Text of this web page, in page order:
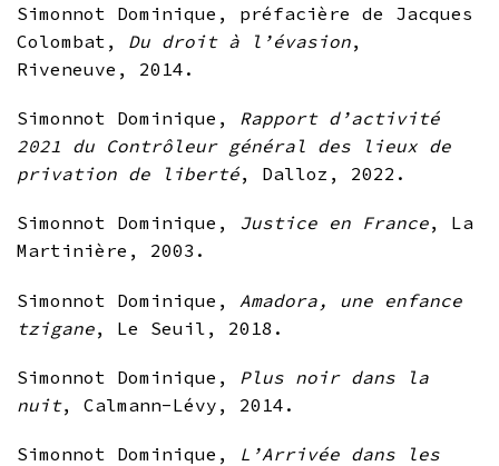
Simonnot Dominique, préfacière de Jacques
Colombat, Du droit à l’évasion,
Riveneuve, 2014.
Simonnot Dominique, Rapport d’activité
2021 du Contrôleur général des lieux de
privation de liberté, Dalloz, 2022.
Simonnot Dominique, Justice en France, La
Martinière, 2003.
Simonnot Dominique, Amadora, une enfance
tzigane, Le Seuil, 2018.
Simonnot Dominique, Plus noir dans la
nuit, Calmann-Lévy, 2014.
Simonnot Dominique, L’Arrivée dans les